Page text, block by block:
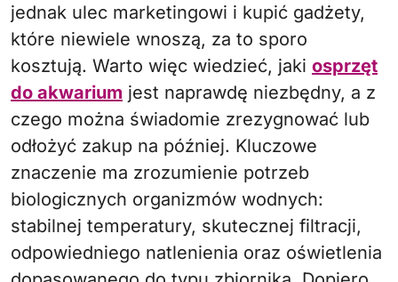
jednak ulec marketingowi i kupić gadżety,
które niewiele wnoszą, za to sporo
kosztują. Warto więc wiedzieć, jaki osprzęt
do akwarium jest naprawdę niezbędny, a z
czego można świadomie zrezygnować lub
odłożyć zakup na później. Kluczowe
znaczenie ma zrozumienie potrzeb
biologicznych organizmów wodnych:
stabilnej temperatury, skutecznej filtracji,
odpowiedniego natlenienia oraz oświetlenia